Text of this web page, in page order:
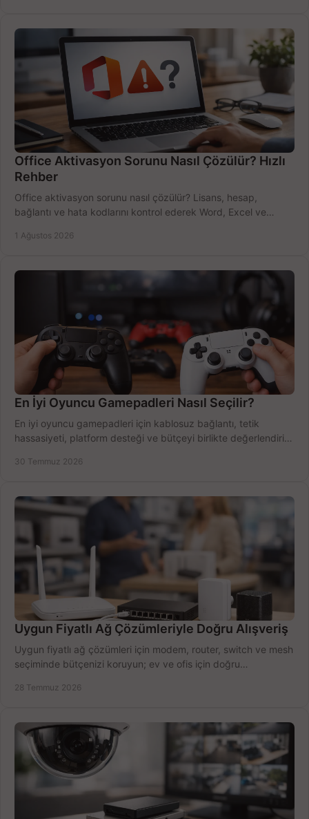
Office Aktivasyon Sorunu Nasıl Çözülür? Hızlı
Rehber
Office aktivasyon sorunu nasıl çözülür? Lisans, hesap,
bağlantı ve hata kodlarını kontrol ederek Word, Excel ve
1 Ağustos 2026
En İyi Oyuncu Gamepadleri Nasıl Seçilir?
En iyi oyuncu gamepadleri için kablosuz bağlantı, tetik
hassasiyeti, platform desteği ve bütçeyi birlikte değerlendirin;
30 Temmuz 2026
Uygun Fiyatlı Ağ Çözümleriyle Doğru Alışveriş
Uygun fiyatlı ağ çözümleri için modem, router, switch ve mesh
seçiminde bütçenizi koruyun; ev ve ofis için doğru
28 Temmuz 2026